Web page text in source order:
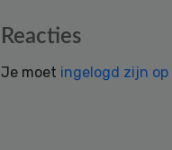
Reacties
Je moet ingelogd zijn op